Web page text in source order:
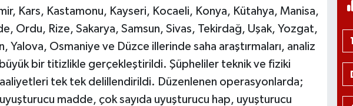
Kars, Kastamonu, Kayseri, Kocaeli, Konya, Kütahya, Manisa,
Ordu, Rize, Sakarya, Samsun, Sivas, Tekirdağ, Uşak, Yozgat,
Yalova, Osmaniye ve Düzce illerinde saha araştırmaları, analiz
bir titizlikle gerçekleştirildi. Şüpheliler teknik ve fiziki
tek tek delillendirildi. Düzenlenen operasyonlarda;
madde, çok sayıda uyuşturucu hap, uyuşturucu